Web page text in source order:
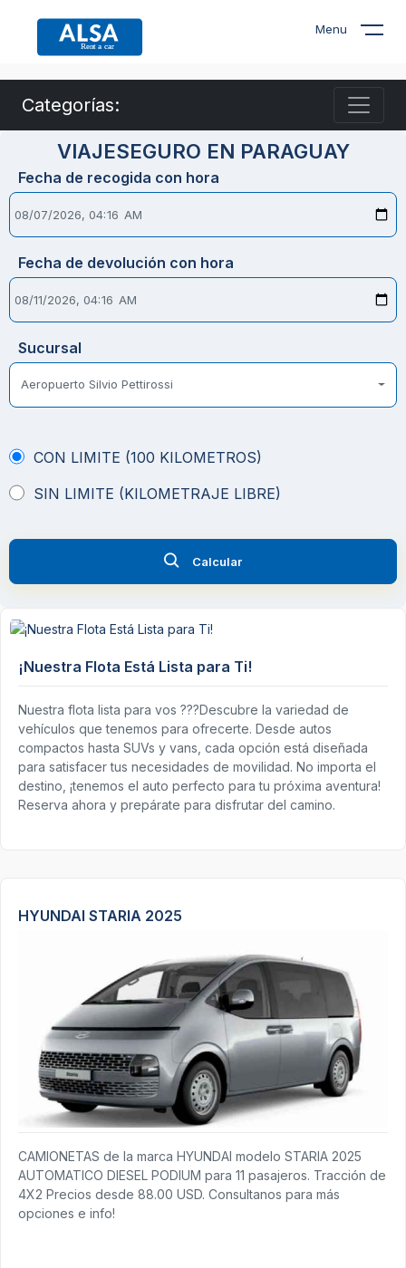
Menu
Categorías:
VIAJESEGURO EN PARAGUAY
Fecha de recogida con hora
Fecha de devolución con hora
Sucursal
Aeropuerto Silvio Pettirossi
CON LIMITE (100 KILOMETROS)
SIN LIMITE (KILOMETRAJE LIBRE)
Calcular
¡Nuestra Flota Está Lista para Ti!
Nuestra flota lista para vos ???Descubre la variedad de
vehículos que tenemos para ofrecerte. Desde autos
compactos hasta SUVs y vans, cada opción está diseñada
para satisfacer tus necesidades de movilidad. No importa el
destino, ¡tenemos el auto perfecto para tu próxima aventura!
Reserva ahora y prepárate para disfrutar del camino.
HYUNDAI STARIA 2025
CAMIONETAS de la marca HYUNDAI modelo STARIA 2025
AUTOMATICO DIESEL PODIUM para 11 pasajeros. Tracción de
4X2 Precios desde 88.00 USD. Consultanos para más
opciones e info!